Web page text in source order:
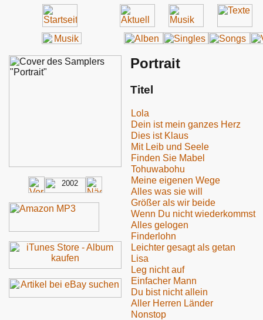
Portrait
Titel
Lola
Dein ist mein ganzes Herz
Dies ist Klaus
Mit Leib und Seele
Finden Sie Mabel
Tohuwabohu
Meine eigenen Wege
Alles was sie will
Größer als wir beide
Wenn Du nicht wiederkommst
Alles gelogen
Finderlohn
Leichter gesagt als getan
Lisa
Leg nicht auf
Einfacher Mann
Du bist nicht allein
Aller Herren Länder
Nonstop